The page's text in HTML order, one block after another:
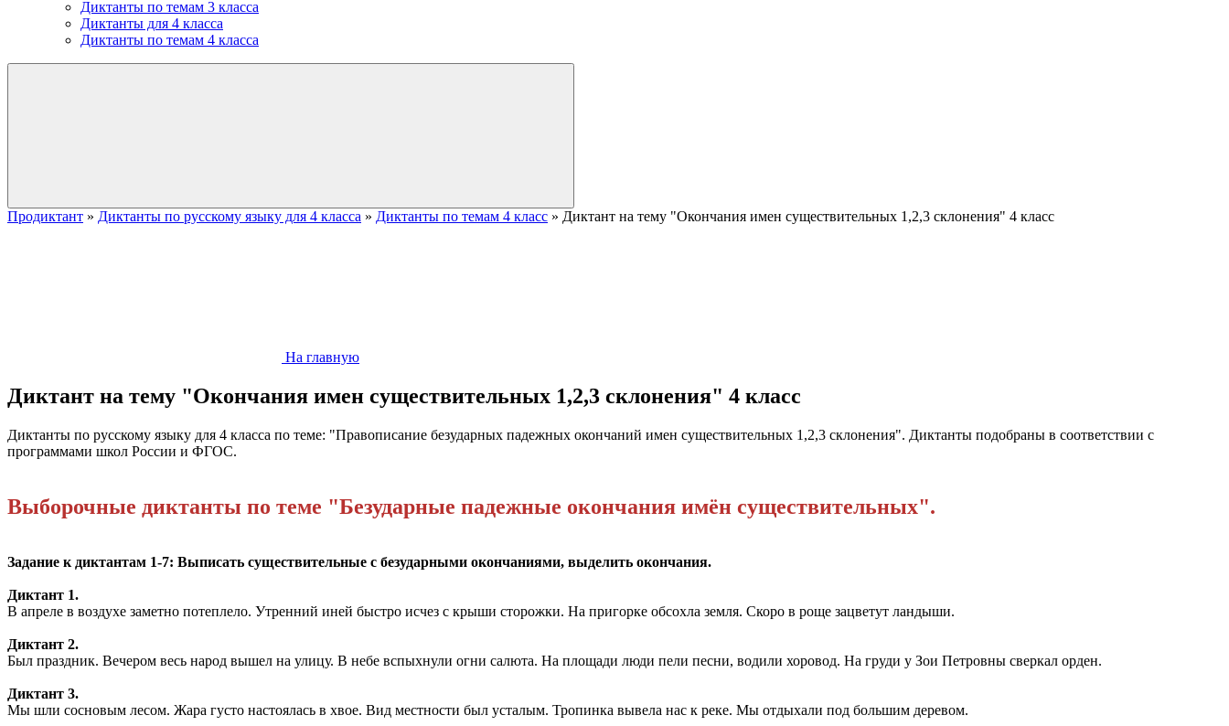
Диктанты по темам 3 класса
Диктанты для 4 класса
Диктанты по темам 4 класса
Продиктант » Диктанты по русскому языку для 4 класса » Диктанты по темам 4 класс » Диктант на тему "Окончания имен существительных 1,2,3 склонения" 4 класс
На главную
Диктант на тему "Окончания имен существительных 1,2,3 склонения" 4 класс
Диктанты по русскому языку для 4 класса по теме: "Правописание безударных падежных окончаний имен существительных 1,2,3 склонения". Диктанты подобраны в соответствии с
программами школ России и ФГОС.
Выборочные диктанты по теме "Безударные падежные окончания имён существительных".
Задание к диктантам 1-7: Выписать существительные с безударными окончаниями, выделить окончания.
Диктант 1.
В апреле в воздухе заметно потеплело. Утренний иней быстро исчез с крыши сторожки. На пригорке обсохла земля. Скоро в роще зацветут ландыши.
Диктант 2.
Был праздник. Вечером весь народ вышел на улицу. В небе вспыхнули огни салюта. На площади люди пели песни, водили хоровод. На груди у Зои Петровны сверкал орден.
Диктант 3.
Мы шли сосновым лесом. Жара густо настоялась в хвое. Вид местности был усталым. Тропинка вывела нас к реке. Мы отдыхали под большим деревом.